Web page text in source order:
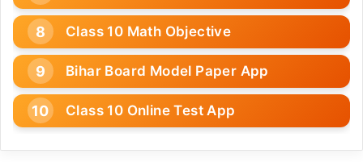
Class 10 Math Objective
Bihar Board Model Paper App
Class 10 Online Test App